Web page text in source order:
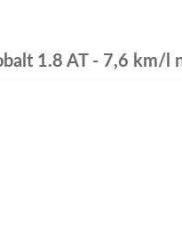
1.8 AT - 7,6 km/l